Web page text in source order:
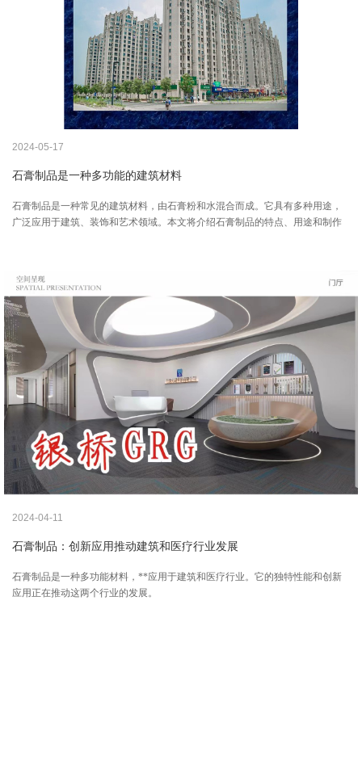
2024-05-17
石膏制品是一种多功能的建筑材料
石膏制品是一种常见的建筑材料，由石膏粉和水混合而成。它具有多种用途，
广泛应用于建筑、装饰和艺术领域。本文将介绍石膏制品的特点、用途和制作
2024-04-11
石膏制品：创新应用推动建筑和医疗行业发展
石膏制品是一种多功能材料，**应用于建筑和医疗行业。它的独特性能和创新
应用正在推动这两个行业的发展。